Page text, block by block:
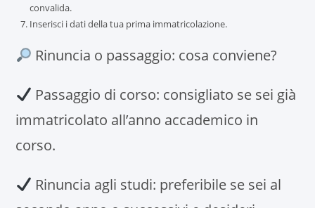
convalida.
Inserisci i dati della tua prima immatricolazione.
Rinuncia o passaggio: cosa conviene?
Passaggio di corso: consigliato se sei già
immatricolato all’anno accademico in
corso.
Rinuncia agli studi: preferibile se sei al